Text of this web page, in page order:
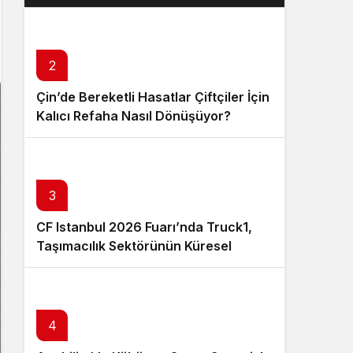
Layık Görüldü?
2
Çin’de Bereketli Hasatlar Çiftçiler İçin
Kalıcı Refaha Nasıl Dönüşüyor?
3
CF Istanbul 2026 Fuarı’nda Truck1,
Taşımacılık Sektörünün Küresel
Tedarik Zincirini Dijital Platformuyla
4